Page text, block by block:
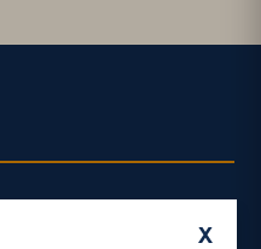
X